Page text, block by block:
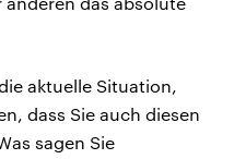
aktuelle Situation,
dass Sie auch diesen
sagen Sie